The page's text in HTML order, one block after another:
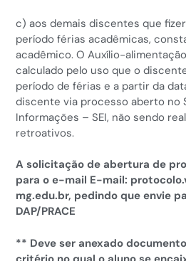
c) aos demais discentes que
período férias acadêmicas,
acadêmico. O Auxílio-
calculado pelo uso que o
período de férias e a partir da
discente via processo aberto no
Informações – SEI, não sendo
retroativos.
A solicitação de abertura de
para o e-mail E-mail:
mg.edu.br, pedindo que envie
DAP/PRACE
** Deve ser anexado